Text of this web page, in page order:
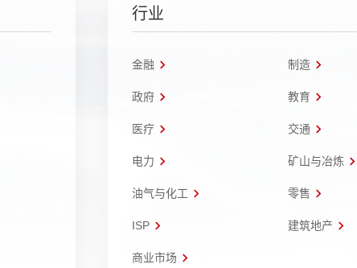
行业
金融 制造
政府 教育
医疗 交通
电力 矿山与冶炼
油气与化工 零售
ISP 建筑地产
商业市场